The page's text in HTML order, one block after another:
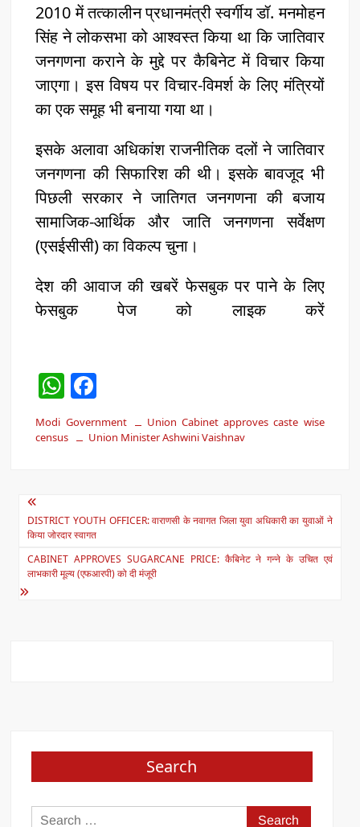
2010 में तत्कालीन प्रधानमंत्री स्वर्गीय डॉ. मनमोहन
सिंह ने लोकसभा को आश्वस्त किया था कि जातिवार
जनगणना कराने के मुद्दे पर कैबिनेट में विचार किया
जाएगा। इस विषय पर विचार-विमर्श के लिए मंत्रियों
का एक समूह भी बनाया गया था।
इसके अलावा अधिकांश राजनीतिक दलों ने जातिवार
जनगणना की सिफारिश की थी। इसके बावजूद भी
पिछली सरकार ने जातिगत जनगणना की बजाय
सामाजिक-आर्थिक और जाति जनगणना सर्वेक्षण
(एसईसीसी) का विकल्प चुना।
देश की आवाज की खबरें फेसबुक पर पाने के लिए
फेसबुक पेज को लाइक करें
W
h
at
p
p
a
c
o
k
Modi Government
Union Cabinet approves caste wise
census
Union Minister Ashwini Vaishnav
Post
navigation
DISTRICT YOUTH OFFICER: वाराणसी के नवागत जिला युवा अधिकारी का युवाओं ने
किया जोरदार स्वागत
CABINET APPROVES SUGARCANE PRICE: कैबिनेट ने गन्ने के उचित एवं
लाभकारी मूल्य (एफआरपी) को दी मंजूरी
Search
Search